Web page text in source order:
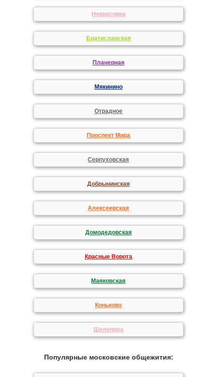
Некрасовка
Братиславская
Планерная
Мякинино
Отрадное
Проспект Мира
Серпуховская
Добрынинская
Алексеевская
Домодедовская
Красные Ворота
Маяковская
Коньково
Шелепиха
Популярные московские общежития: